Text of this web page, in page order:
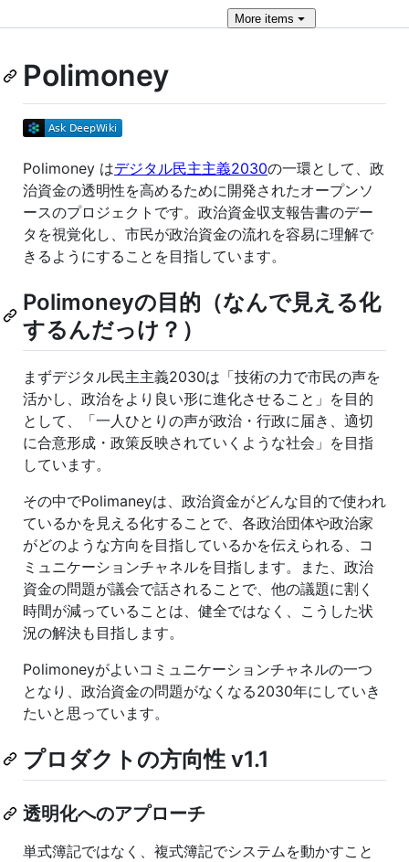
Moreitems
Polimoney
Polimoney はデジタル民主主義2030の一環として、政
治資金の透明性を高めるために開発されたオープンソ
ースのプロジェクトです。政治資金収支報告書のデー
タを視覚化し、市民が政治資金の流れを容易に理解で
きるようにすることを目指しています。
Polimoneyの目的（なんで見える化
するんだっけ？）
まずデジタル民主主義2030は「技術の力で市民の声を
活かし、政治をより良い形に進化させること」を目的
として、「一人ひとりの声が政治・行政に届き、適切
に合意形成・政策反映されていくような社会」を目指
しています。
その中でPolimaneyは、政治資金がどんな目的で使われ
ているかを見える化することで、各政治団体や政治家
がどのような方向を目指しているかを伝えられる、コ
ミュニケーションチャネルを目指します。また、政治
資金の問題が議会で話されることで、他の議題に割く
時間が減っていることは、健全ではなく、こうした状
況の解決も目指します。
Polimoneyがよいコミュニケーションチャネルの一つ
となり、政治資金の問題がなくなる2030年にしていき
たいと思っています。
プロダクトの方向性 v1.1
透明化へのアプローチ
単式簿記ではなく、複式簿記でシステムを動かすこと